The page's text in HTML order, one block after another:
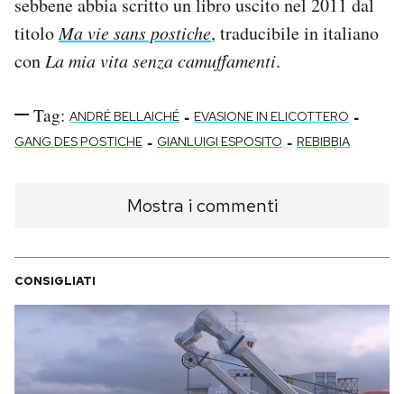
sebbene abbia scritto un libro uscito nel 2011 dal
titoloMa vie sans postiche, traducibile in italiano
con La mia vita senza camuffamenti.
Tag: ANDRÉ BELLAICHÉ - EVASIONE IN ELICOTTERO -
GANG DES POSTICHE - GIANLUIGI ESPOSITO - REBIBBIA
Mostra i commenti
CONSIGLIATI